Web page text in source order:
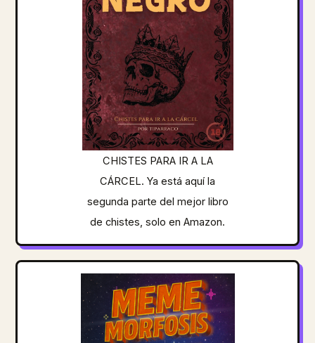
CHISTES PARA IR A LA
CÁRCEL. Ya está aquí la
segunda parte del mejor libro
de chistes, solo en Amazon.